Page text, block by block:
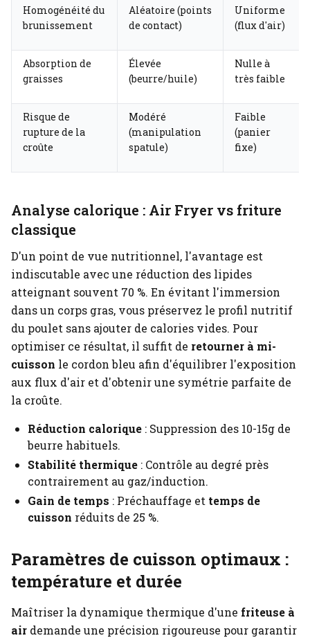
Homogénéité du
brunissement
Aléatoire (points
de contact)
Uniforme
(flux d'air)
Absorption de
graisses
Élevée
(beurre/huile)
Nulle à
très faible
Risque de
rupture de la
croûte
Modéré
(manipulation
spatule)
Faible
(panier
fixe)
Analyse calorique : Air Fryer vs friture
classique
D'un point de vue nutritionnel, l'avantage est
indiscutable avec une réduction des lipides
atteignant souvent 70 %. En évitant l'immersion
dans un corps gras, vous préservez le profil nutritif
du poulet sans ajouter de calories vides. Pour
optimiser ce résultat, il suffit de retourner à mi-
cuisson le cordon bleu afin d'équilibrer l'exposition
aux flux d'air et d'obtenir une symétrie parfaite de
la croûte.
Réduction calorique : Suppression des 10-15g de
beurre habituels.
Stabilité thermique : Contrôle au degré près
contrairement au gaz/induction.
Gain de temps : Préchauffage et temps de
cuisson réduits de 25 %.
Paramètres de cuisson optimaux :
température et durée
Maîtriser la dynamique thermique d'une friteuse à
air demande une précision rigoureuse pour garantir